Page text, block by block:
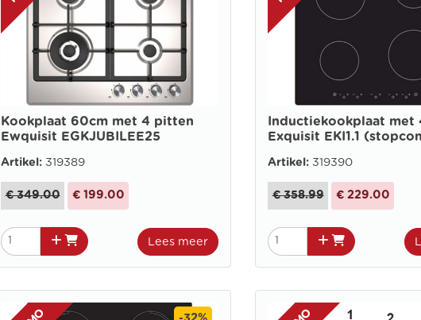
Kookplaat 60cm met 4 pitten
Ewquisit EGKJUBILEE25
Artikel: 319389
€ 349.00 € 199.00
Lees meer
Inductiekookplaat met
Exquisit EKI1.1
Artikel: 319390
€ 358.99 € 229.00